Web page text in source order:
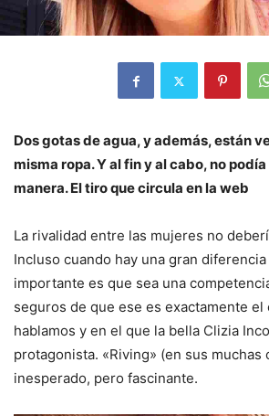
Dos gotas de agua, y además, están
misma ropa. Y al fin y al cabo, no
manera. El tiro que circula en la web
La rivalidad entre las mujeres no
Incluso cuando hay una gran diferencia
importante es que sea una
seguros de que ese es exactamente el
hablamos y en el que la bella Clizia
protagonista. «Riving» (en sus muchas
inesperado, pero fascinante.